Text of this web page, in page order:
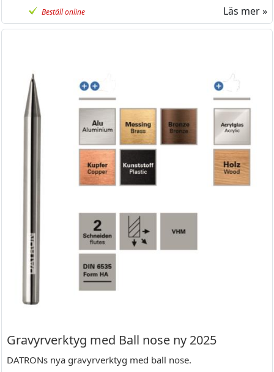
Beställ online Läs mer »
Gravyrverktyg med Ball nose ny 2025
DATRONs nya gravyrverktyg med ball nose.